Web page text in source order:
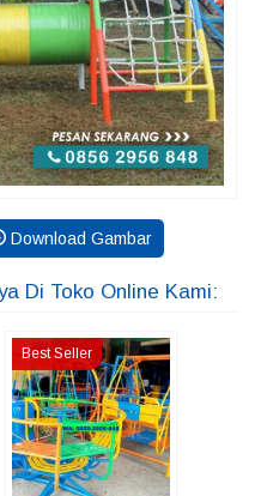
Download Gambar
Di Toko Online Kami:
Best Seller